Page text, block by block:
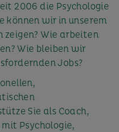
2006 die Psychologie
können wir in unserem
zeigen? Wie arbeiten
Wie bleiben wir
Jobs?
Sie als Coach,
Psychologie,